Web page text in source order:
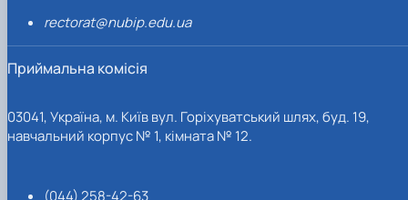
rectorat@nubip.edu.ua
Приймальна комісія
03041, Україна, м. Київ вул. Горіхуватський шлях, буд. 19,
навчальний корпус № 1, кімната № 12.
(044) 258-42-63